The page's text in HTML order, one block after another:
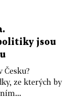
jsou
Česku?
ze kterých by